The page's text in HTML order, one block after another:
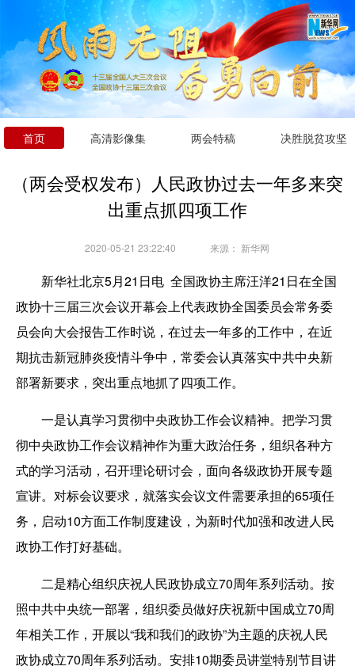
首页 高清影像集 两会特稿 决胜脱贫攻坚
（两会受权发布）人民政协过去一年多来突
出重点抓四项工作
2020-05-21 23:22:40 来源： 新华网
新华社北京5月21日电 全国政协主席汪洋21日在全国
政协十三届三次会议开幕会上代表政协全国委员会常务委
员会向大会报告工作时说，在过去一年多的工作中，在近
期抗击新冠肺炎疫情斗争中，常委会认真落实中共中央新
部署新要求，突出重点地抓了四项工作。
一是认真学习贯彻中央政协工作会议精神。把学习贯
彻中央政协工作会议精神作为重大政治任务，组织各种方
式的学习活动，召开理论研讨会，面向各级政协开展专题
宣讲。对标会议要求，就落实会议文件需要承担的65项任
务，启动10方面工作制度建设，为新时代加强和改进人民
政协工作打好基础。
二是精心组织庆祝人民政协成立70周年系列活动。按
照中共中央统一部署，组织委员做好庆祝新中国成立70周
年相关工作，开展以“我和我们的政协”为主题的庆祝人民
政协成立70周年系列活动。安排10期委员讲堂特别节目讲